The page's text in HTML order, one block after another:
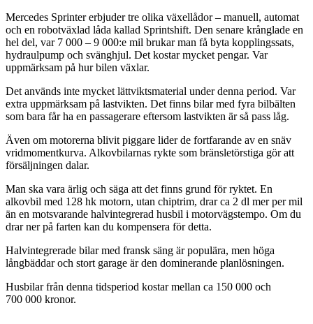
Mercedes Sprinter erbjuder tre olika växellådor – manuell, automat
och en robotväxlad låda kallad Sprintshift. Den senare krånglade en
hel del, var 7 000 – 9 000:e mil brukar man få byta kopplingssats,
hydraulpump och svänghjul. Det kostar mycket pengar. Var
uppmärksam på hur bilen växlar.
Det används inte mycket lättviktsmaterial under denna period. Var
extra uppmärksam på lastvikten. Det finns bilar med fyra bilbälten
som bara får ha en passagerare eftersom lastvikten är så pass låg.
Även om motorerna blivit piggare lider de fortfarande av en snäv
vridmomentkurva. Alkovbilarnas rykte som bränsletörstiga gör att
försäljningen dalar.
Man ska vara ärlig och säga att det finns grund för ryktet. En
alkovbil med 128 hk motorn, utan chiptrim, drar ca 2 dl mer per mil
än en motsvarande halvintegrerad husbil i motorvägstempo. Om du
drar ner på farten kan du kompensera för detta.
Halvintegrerade bilar med fransk säng är populära, men höga
långbäddar och stort garage är den dominerande planlösningen.
Husbilar från denna tidsperiod kostar mellan ca 150 000 och
700 000 kronor.